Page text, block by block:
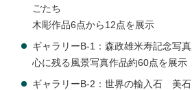
ごたち
木彫作品6点から12点を展示
ギャラリーB-1：森政雄米寿記念写
心に残る風景写真作品約60点を展示
ギャラリーB-2：世界の輸入石 美